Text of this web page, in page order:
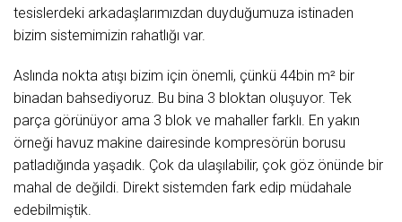
tesislerdeki arkadaşlarımızdan duyduğumuza istinaden
bizim sistemimizin rahatlığı var.
Aslında nokta atışı bizim için önemli, çünkü 44bin m² bir
binadan bahsediyoruz. Bu bina 3 bloktan oluşuyor. Tek
parça görünüyor ama 3 blok ve mahaller farklı. En yakın
örneği havuz makine dairesinde kompresörün borusu
patladığında yaşadık. Çok da ulaşılabilir, çok göz önünde bir
mahal de değildi. Direkt sistemden fark edip müdahale
edebilmiştik.